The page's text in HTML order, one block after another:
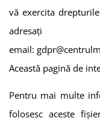
vă exercita
email:
Această pagină de
Pentru mai multe
folosesc aceste